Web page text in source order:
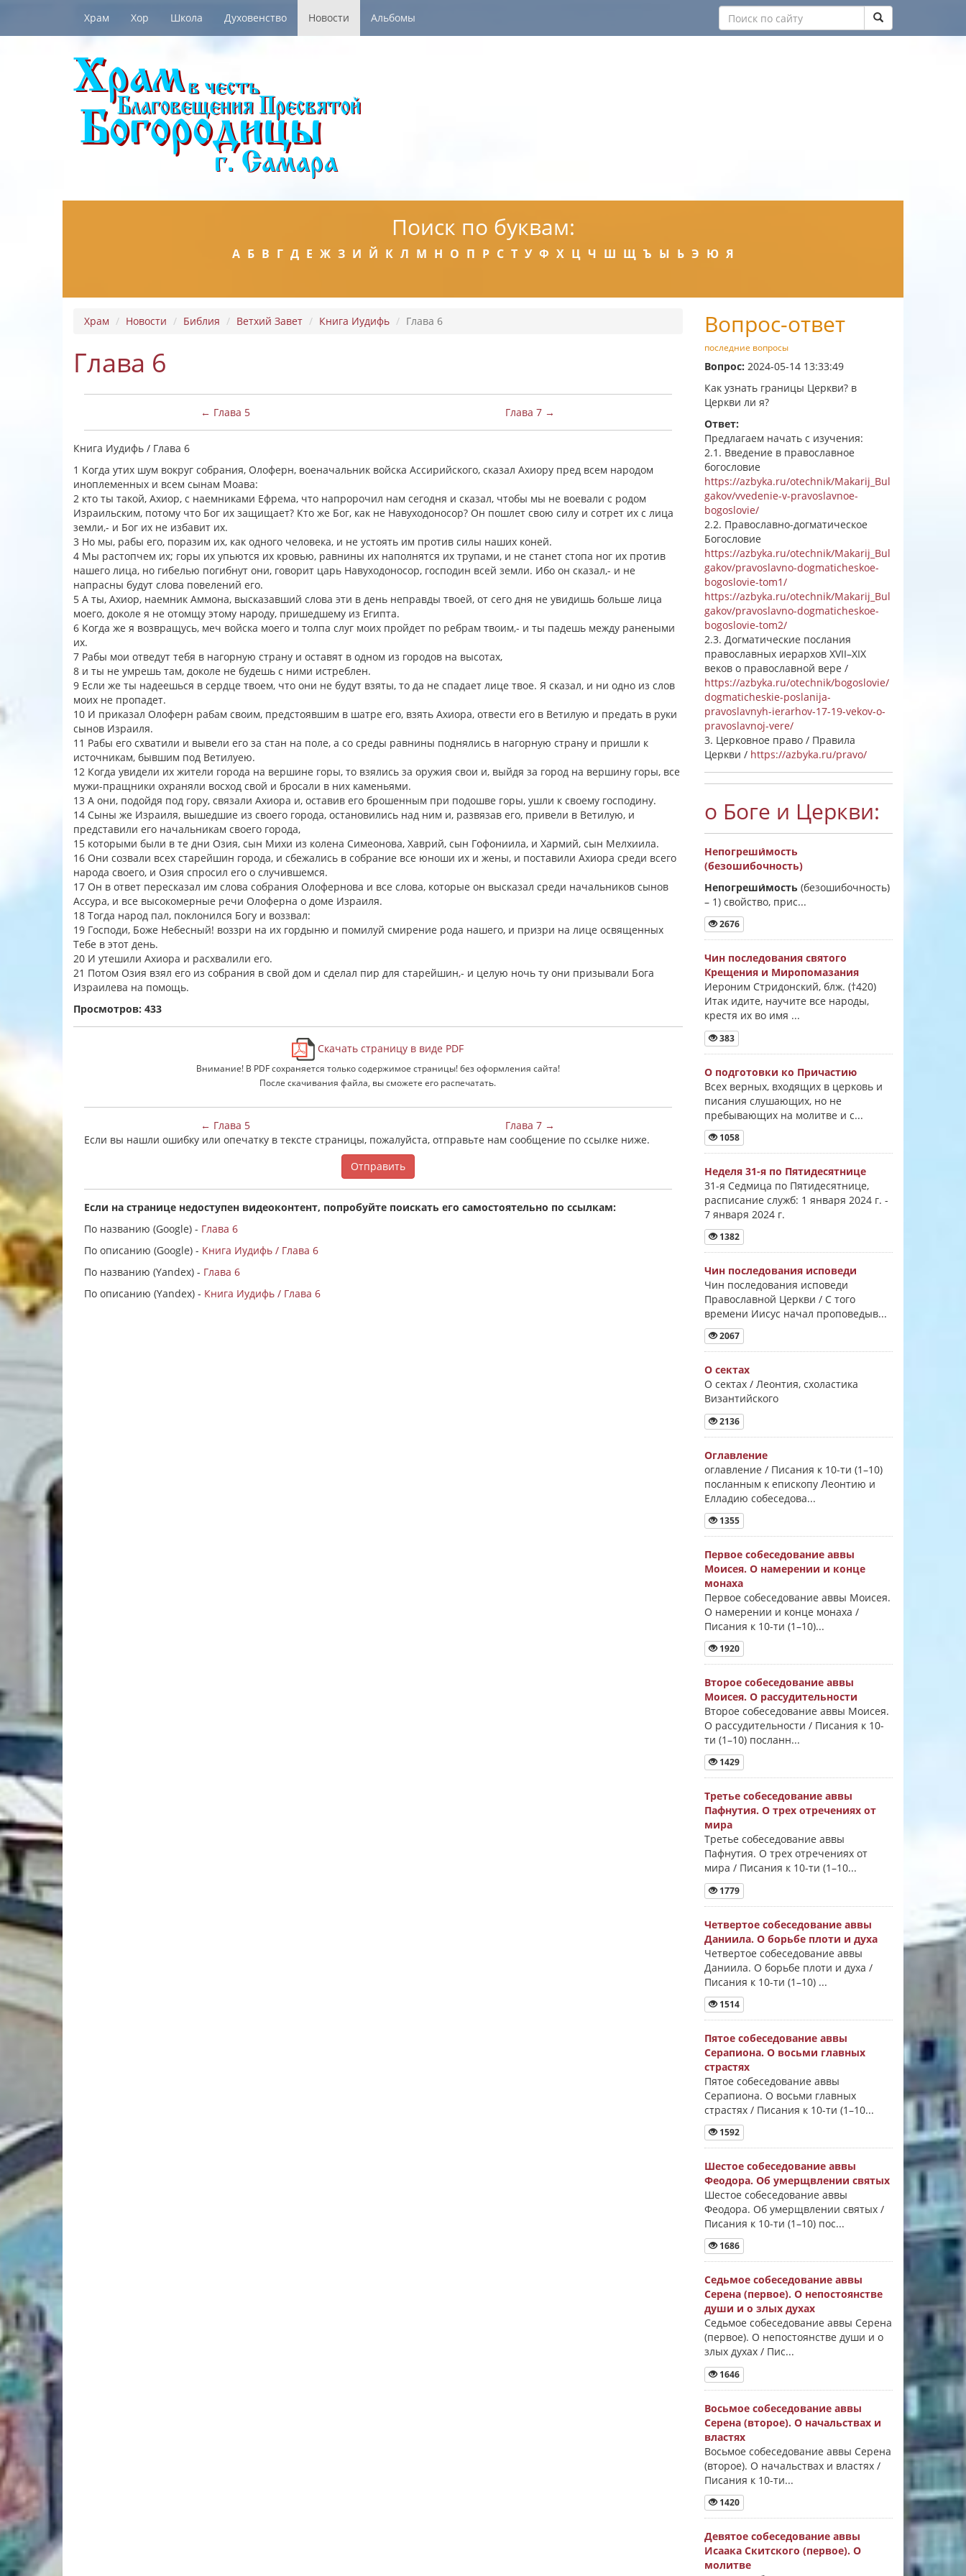
Храм Хор Школа Духовенство Новости Альбомы
Поиск по буквам:
А Б В Г Д Е Ж З И Й К Л М Н О П Р С Т У Ф Х Ц Ч Ш Щ Ъ Ы Ь Э Ю Я
Храм Новости Библия Ветхий Завет Книга Иудифь Глава 6
Глава 6
← Глава 5 Глава 7 →
Книга Иудифь / Глава 6
1 Когда утих шум вокруг собрания, Олоферн, военачальник войска Ассирийского, сказал Ахиору пред всем народом
иноплеменных и всем сынам Моава:
2 кто ты такой, Ахиор, с наемниками Ефрема, что напророчил нам сегодня и сказал, чтобы мы не воевали с родом
Израильским, потому что Бог их защищает? Кто же Бог, как не Навуходоносор? Он пошлет свою силу и сотрет их с лица
земли,- и Бог их не избавит их.
3 Но мы, рабы его, поразим их, как одного человека, и не устоять им против силы наших коней.
4 Мы растопчем их; горы их упьются их кровью, равнины их наполнятся их трупами, и не станет стопа ног их против
нашего лица, но гибелью погибнут они, говорит царь Навуходоносор, господин всей земли. Ибо он сказал,- и не
напрасны будут слова повелений его.
5 А ты, Ахиор, наемник Аммона, высказавший слова эти в день неправды твоей, от сего дня не увидишь больше лица
моего, доколе я не отомщу этому народу, пришедшему из Египта.
6 Когда же я возвращусь, меч войска моего и толпа слуг моих пройдет по ребрам твоим,- и ты падешь между ранеными
их.
7 Рабы мои отведут тебя в нагорную страну и оставят в одном из городов на высотах,
8 и ты не умрешь там, доколе не будешь с ними истреблен.
9 Если же ты надеешься в сердце твоем, что они не будут взяты, то да не спадает лице твое. Я сказал, и ни одно из слов
моих не пропадет.
10 И приказал Олоферн рабам своим, предстоявшим в шатре его, взять Ахиора, отвести его в Ветилую и предать в руки
сынов Израиля.
11 Рабы его схватили и вывели его за стан на поле, а со среды равнины поднялись в нагорную страну и пришли к
источникам, бывшим под Ветилуею.
12 Когда увидели их жители города на вершине горы, то взялись за оружия свои и, выйдя за город на вершину горы, все
мужи-пращники охраняли восход свой и бросали в них каменьями.
13 А они, подойдя под гору, связали Ахиора и, оставив его брошенным при подошве горы, ушли к своему господину.
14 Сыны же Израиля, вышедшие из своего города, остановились над ним и, развязав его, привели в Ветилую, и
представили его начальникам своего города,
15 которыми были в те дни Озия, сын Михи из колена Симеонова, Хаврий, сын Гофониила, и Хармий, сын Мелхиила.
16 Они созвали всех старейшин города, и сбежались в собрание все юноши их и жены, и поставили Ахиора среди всего
народа своего, и Озия спросил его о случившемся.
17 Он в ответ пересказал им слова собрания Олофернова и все слова, которые он высказал среди начальников сынов
Ассура, и все высокомерные речи Олоферна о доме Израиля.
18 Тогда народ пал, поклонился Богу и воззвал:
19 Господи, Боже Небесный! воззри на их гордыню и помилуй смирение рода нашего, и призри на лице освященных
Тебе в этот день.
20 И утешили Ахиора и расхвалили его.
21 Потом Озия взял его из собрания в свой дом и сделал пир для старейшин,- и целую ночь ту они призывали Бога
Израилева на помощь.
Просмотров: 433
Скачать страницу в виде PDF
Внимание! В PDF сохраняется только содержимое страницы! без оформления сайта!
После скачивания файла, вы сможете его распечатать.
← Глава 5
Глава 7 →
Если вы нашли ошибку или опечатку в тексте страницы, пожалуйста, отправьте нам сообщение по ссылке ниже.
Отправить
Если на странице недоступен видеоконтент, попробуйте поискать его самостоятельно по ссылкам:
По названию (Google) - Глава 6
По описанию (Google) - Книга Иудифь / Глава 6
По названию (Yandex) - Глава 6
По описанию (Yandex) - Книга Иудифь / Глава 6
Вопрос-ответ
последние вопросы
Вопрос: 2024-05-14 13:33:49
Как узнать границы Церкви? в
Церкви ли я?
Ответ:
Предлагаем начать с изучения:
2.1. Введение в православное
богословие
https://azbyka.ru/otechnik/Makarij_Bul
gakov/vvedenie-v-pravoslavnoe-
bogoslovie/
2.2. Православно-догматическое
Богословие
https://azbyka.ru/otechnik/Makarij_Bul
gakov/pravoslavno-dogmaticheskoe-
bogoslovie-tom1/
https://azbyka.ru/otechnik/Makarij_Bul
gakov/pravoslavno-dogmaticheskoe-
bogoslovie-tom2/
2.3. Догматические послания
православных иерархов XVII–XIX
веков о православной вере /
https://azbyka.ru/otechnik/bogoslovie/
dogmaticheskie-poslanija-
pravoslavnyh-ierarhov-17-19-vekov-o-
pravoslavnoj-vere/
3. Церковное право / Правила
Церкви / https://azbyka.ru/pravo/
о Боге и Церкви:
Непогреши́мость
(безошибочность)
Непогреши́мость (безошибочность)
–1) свойство, прис...
2676
Чин последования святого
Крещения и Миропомазания
Иероним Стридонский, блж. (†420)
Итак идите, научите все народы,
крестя их во имя ...
383
О подготовки ко Причастию
Всех верных, входящих в церковь и
писания слушающих, но не
пребывающих на молитве и с...
1058
Неделя 31-я по Пятидесятнице
31-я Седмица по Пятидесятнице,
расписание служб: 1 января 2024 г. -
7 января 2024 г.
1382
Чин последования исповеди
Чин последования исповеди
Православной Церкви / С того
времени Иисус начал проповедыв...
2067
О сектах
О сектах / Леонтия, схоластика
Византийского
2136
Оглавление
оглавление / Писания к 10-ти (1–10)
посланным к епископу Леонтию и
Елладию собеседова...
1355
Первое собеседование аввы
Моисея. О намерении и конце
монаха
Первое собеседование аввы Моисея.
О намерении и конце монаха /
Писания к 10-ти (1–10)...
1920
Второе собеседование аввы
Моисея. О рассудительности
Второе собеседование аввы Моисея.
О рассудительности / Писания к 10-
ти (1–10) посланн...
1429
Третье собеседование аввы
Пафнутия. О трех отречениях от
мира
Третье собеседование аввы
Пафнутия. О трех отречениях от
мира / Писания к 10-ти (1–10...
1779
Четвертое собеседование аввы
Даниила. О борьбе плоти и духа
Четвертое собеседование аввы
Даниила. О борьбе плоти и духа /
Писания к 10-ти (1–10) ...
1514
Пятое собеседование аввы
Серапиона. О восьми главных
страстях
Пятое собеседование аввы
Серапиона. О восьми главных
страстях / Писания к 10-ти (1–10...
1592
Шестое собеседование аввы
Феодора. Об умерщвлении святых
Шестое собеседование аввы
Феодора. Об умерщвлении святых /
Писания к 10-ти (1–10) пос...
1686
Седьмое собеседование аввы
Серена (первое). О непостоянстве
души и о злых духах
Седьмое собеседование аввы Серена
(первое). О непостоянстве души и о
злых духах / Пис...
1646
Восьмое собеседование аввы
Серена (второе). О начальствах и
властях
Восьмое собеседование аввы Серена
(второе). О начальствах и властях /
Писания к 10-ти...
1420
Девятое собеседование аввы
Исаака Скитского (первое). О
молитве